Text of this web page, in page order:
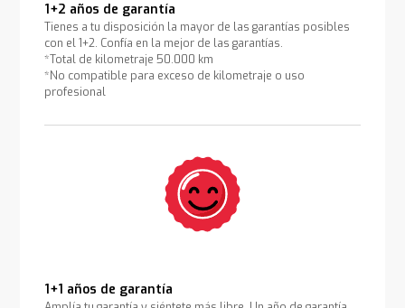
1+2 años de garantía
Tienes a tu disposición la mayor de las garantías posibles
con el 1+2. Confía en la mejor de las garantías.
*Total de kilometraje 50.000 km
*No compatible para exceso de kilometraje o uso
profesional
1+1 años de garantía